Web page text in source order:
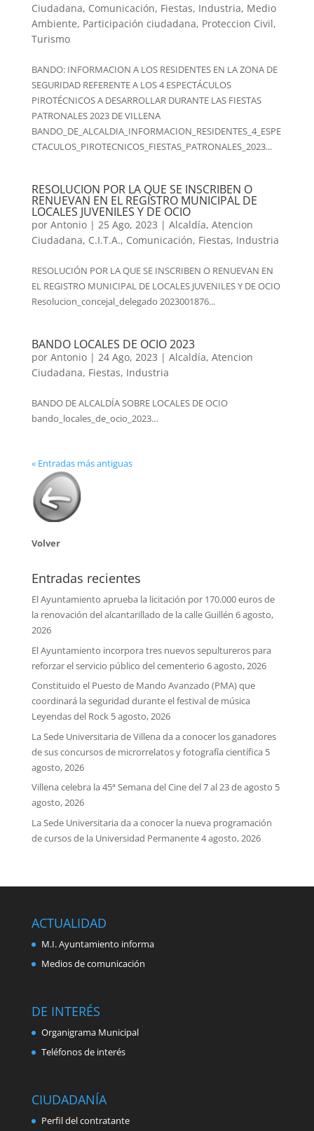
Ciudadana, Comunicación, Fiestas, Industria, Medio
Ambiente, Participación ciudadana, Proteccion Civil,
Turismo
BANDO: INFORMACION A LOS RESIDENTES EN LA ZONA DE
SEGURIDAD REFERENTE A LOS 4 ESPECTÁCULOS
PIROTÉCNICOS A DESARROLLAR DURANTE LAS FIESTAS
PATRONALES 2023 DE VILLENA
BANDO_DE_ALCALDIA_INFORMACION_RESIDENTES_4_ESPE
CTACULOS_PIROTECNICOS_FIESTAS_PATRONALES_2023...
RESOLUCION POR LA QUE SE INSCRIBEN O
RENUEVAN EN EL REGISTRO MUNICIPAL DE
LOCALES JUVENILES Y DE OCIO
por Antonio| 25 Ago, 2023 | Alcaldía, Atencion
Ciudadana, C.I.T.A., Comunicación, Fiestas, Industria
RESOLUCIÓN POR LA QUE SE INSCRIBEN O RENUEVAN EN
EL REGISTRO MUNICIPAL DE LOCALES JUVENILES Y DE OCIO
Resolucion_concejal_delegado 2023001876...
BANDO LOCALES DE OCIO 2023
por Antonio| 24 Ago, 2023 | Alcaldía, Atencion
Ciudadana, Fiestas, Industria
BANDO DE ALCALDÍA SOBRE LOCALES DE OCIO
bando_locales_de_ocio_2023…
« Entradas más antiguas
Volver
Entradas recientes
El Ayuntamiento aprueba la licitación por 170.000 euros de
la renovación del alcantarillado de la calle Guillén 6 agosto,
2026
El Ayuntamiento incorpora tres nuevos sepultureros para
reforzar el servicio público del cementerio 6 agosto, 2026
Constituido el Puesto de Mando Avanzado (PMA) que
coordinará la seguridad durante el festival de música
Leyendas del Rock 5 agosto, 2026
La Sede Universitaria de Villena da a conocer los ganadores
de sus concursos de microrrelatos y fotografía científica 5
agosto, 2026
Villena celebra la 45ª Semana del Cine del 7 al 23 de agosto 5
agosto, 2026
La Sede Universitaria da a conocer la nueva programación
de cursos de la Universidad Permanente4 agosto, 2026
ACTUALIDAD
M.I. Ayuntamiento informa
Medios de comunicación
DE INTERÉS
Organigrama Municipal
Teléfonos de interés
CIUDADANÍA
Perfil del contratante